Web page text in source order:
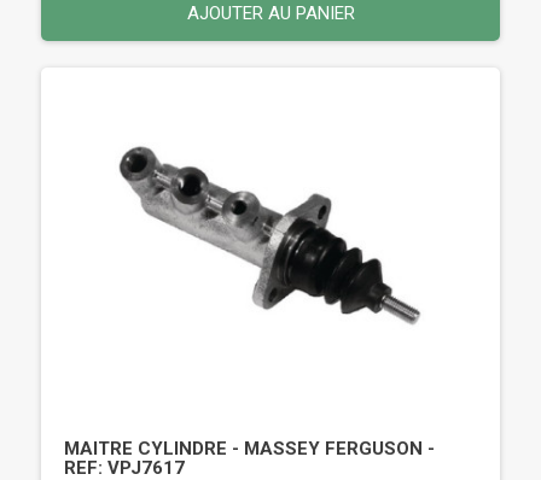
AJOUTER AU PANIER
MAITRE CYLINDRE - MASSEY FERGUSON -
REF: VPJ7617